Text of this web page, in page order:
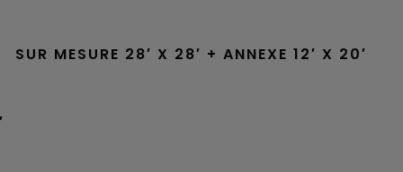
SUR MESURE 28′ X 28′ + ANNEXE 12′ X 20′